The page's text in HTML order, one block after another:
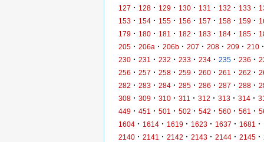
127 · 128 · 129 · 130 · 131 · 132 · 133 ·
153 · 154 · 155 · 156 · 157 · 158 · 159 ·
179 · 180 · 181 · 182 · 183 · 184 · 185 ·
205 · 206a · 206b · 207 · 208 · 209 · 210 ·
230 · 231 · 232 · 233 · 234 · 235 · 236 ·
256 · 257 · 258 · 259 · 260 · 261 · 262 ·
282 · 283 · 284 · 285 · 286 · 287 · 288 ·
308 · 309 · 310 · 311 · 312 · 313 · 314 ·
449 · 451 · 501 · 502 · 542 · 560 · 561 ·
1604 · 1614 · 1619 · 1623 · 1637 · 1681 ·
2140 · 2141 · 2142 · 2143 · 2144 · 2145 ·